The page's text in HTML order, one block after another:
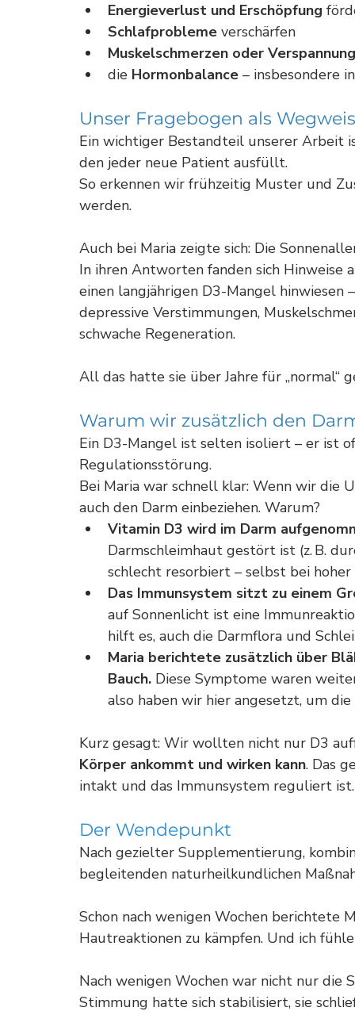
Energieverlust und Erschöpfung
Schlafprobleme verschärfen
Muskelschmerzen oder
die Hormonbalance – insbesondere
Unser Fragebogen als
Ein wichtiger Bestandteil unserer Arbeit
den jeder neue Patient ausfüllt.
So erkennen wir frühzeitig Muster und
werden.
Auch bei Maria zeigte sich: Die
In ihren Antworten fanden sich Hinweise
einen langjährigen D3-Mangel
depressive Verstimmungen,
schwache Regeneration.
All das hatte sie über Jahre für „normal“
Warum wir zusätzlich den
Ein D3-Mangel ist selten isoliert – er ist
Regulationsstörung.
Bei Maria war schnell klar: Wenn wir die
auch den Darm einbeziehen. Warum?
Vitamin D3 wird im Darm
Darmschleimhaut gestört ist (z. B.
schlecht resorbiert – selbst bei hoher
Das Immunsystem sitzt zu einem
auf Sonnenlicht ist eine
hilft es, auch die Darmflora und
Maria berichtete zusätzlich über
Bauch. Diese Symptome waren
also haben wir hier angesetzt, um
Kurz gesagt: Wir wollten nicht nur D3
Körper ankommt und wirken kann. Das
intakt und das Immunsystem reguliert ist.
Der Wendepunkt
Nach gezielter Supplementierung,
begleitenden naturheilkundlichen
Schon nach wenigen Wochen berichtete
Hautreaktionen zu kämpfen. Und ich fühle
Nach wenigen Wochen war nicht nur die
Stimmung hatte sich stabilisiert, sie